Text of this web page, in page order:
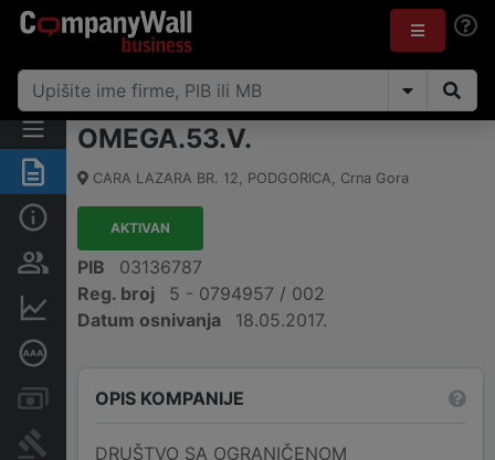
Sažetak
Osobe i vlasništvo
Finansijski podaci
Računi i blokade
Arhiva sudskih objava
OMEGA.53.V.
CARA LAZARA BR. 12, PODGORICA, Crna Gora
AKTIVAN
PIB
03136787
Reg. broj
5 - 0794957 / 002
Datum osnivanja
18.05.2017.
OPIS KOMPANIJE
DRUŠTVO SA OGRANIČENOM